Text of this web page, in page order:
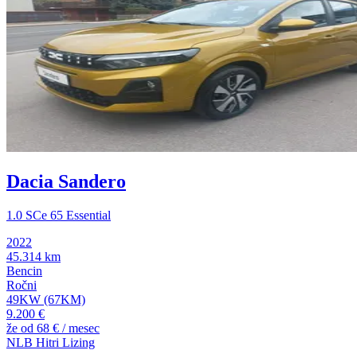
Dacia Sandero
1.0 SCe 65 Essential
2022
45.314 km
Bencin
Ročni
49KW (67KM)
9.200 €
že od 68 € / mesec
NLB Hitri Lizing